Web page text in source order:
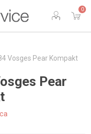
0
Vosges Pear Kompakt
Pear